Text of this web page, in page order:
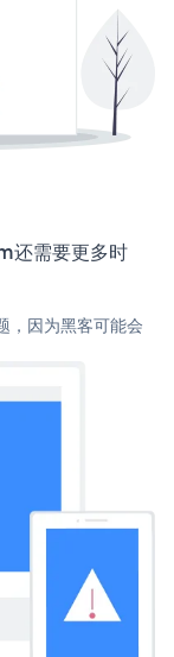
还需要更多时
，因为黑客可能会